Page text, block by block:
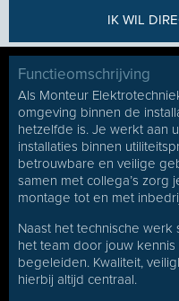
IK WIL
Functieomschrijving
Als Monteur
omgeving binnen de
hetzelfde is. Je werkt aan
installaties binnen
betrouwbare en veilige
samen met collega’s zorg
montage tot en met
Naast het technische
het team door jouw
begeleiden. Kwaliteit,
hierbij altijd centraal.